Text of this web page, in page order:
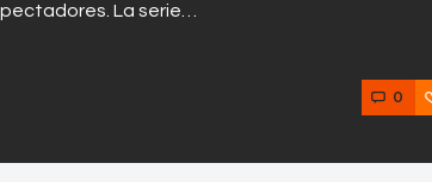
La serie…
0